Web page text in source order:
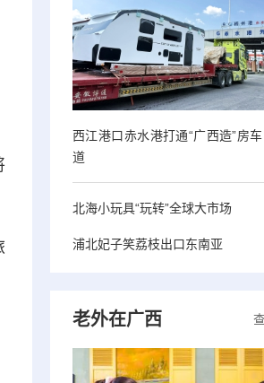
西江港口赤水港打通“广西造”房
道
北海小玩具“玩转”全球大市场
浦北妃子笑荔枝出口东南亚
老外在广西